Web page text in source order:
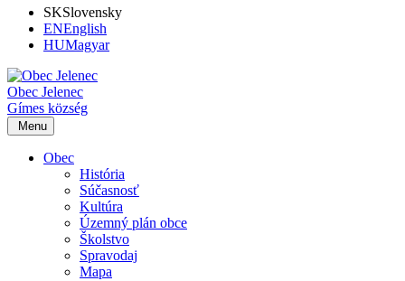
SKSlovensky
ENEnglish
HUMagyar
Obec Jelenec
Gímes község
Menu
Obec
História
Súčasnosť
Kultúra
Územný plán obce
Školstvo
Spravodaj
Mapa